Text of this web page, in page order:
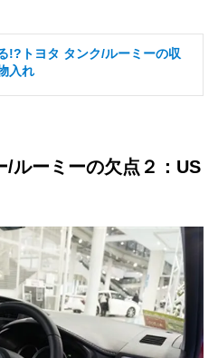
!?トヨタ タンク/ルーミーの収
入れ
/ルーミーの欠点２：US